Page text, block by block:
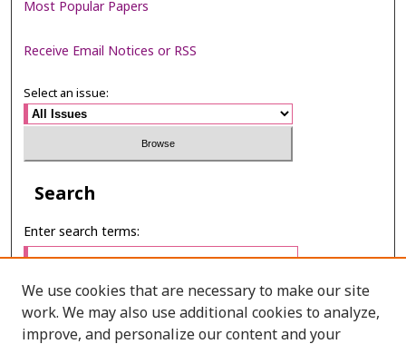
Most Popular Papers
Receive Email Notices or RSS
Select an issue:
Search
Enter search terms:
Select context to search:
We use cookies that are necessary to make our site
work. We may also use additional cookies to analyze,
improve, and personalize our content and your